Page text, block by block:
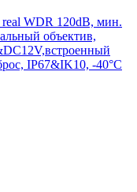
real WDR 120dB, мин.
объектив,
IP67&IK10, -40°C